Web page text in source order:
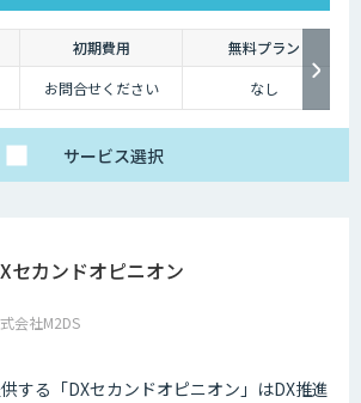
初期費用
無料プラン
お問合せください なし
サービス選択
セカンドオピニオン
会社M2DS
する「DXセカンドオピニオン」はDX推進